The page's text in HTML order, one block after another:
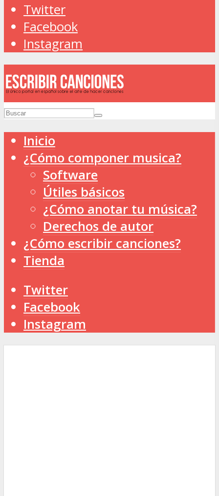
Twitter
Facebook
Instagram
Inicio
¿Cómo componer musica?
Software
Útiles básicos
¿Cómo anotar tu música?
Derechos de autor
¿Cómo escribir canciones?
Tienda
Twitter
Facebook
Instagram